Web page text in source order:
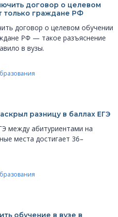
договор о целевом
только граждане РФ
договор о целевом обучении
РФ — такое разъяснение
в вузы.
разницу в баллах ЕГЭ
между абитуриентами на
места достигает 36–
обучение в вузе в